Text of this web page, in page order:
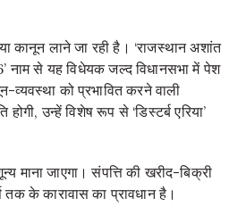
कानून लाने जा रही है। ‘राजस्थान अशांत
नाम से यह विधेयक जल्द विधानसभा में पेश
को प्रभावित करने वाली
उन्हें विशेष रूप से ‘डिस्टर्ब एरिया’
माना जाएगा। संपत्ति की खरीद-बिक्री
के कारावास का प्रावधान है।